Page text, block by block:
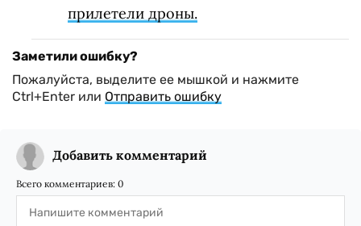
прилетели дроны.
Заметили ошибку?
Пожалуйста, выделите ее мышкой и нажмите
Ctrl+Enter или Отправить ошибку
Добавить комментарий
Всего комментариев: 0